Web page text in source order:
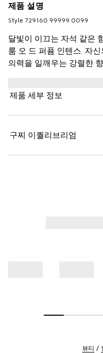
제품 설명
Style ‎729160 99999 0099
달빛이 이끄는 자석 같은
룸 오 드 퍼퓸 인텐스. 자
의력을 일깨우는 강렬한
센스와 크리스털 모스 어
제품 세부 정보
구찌 이퀄리브리엄
뷰티